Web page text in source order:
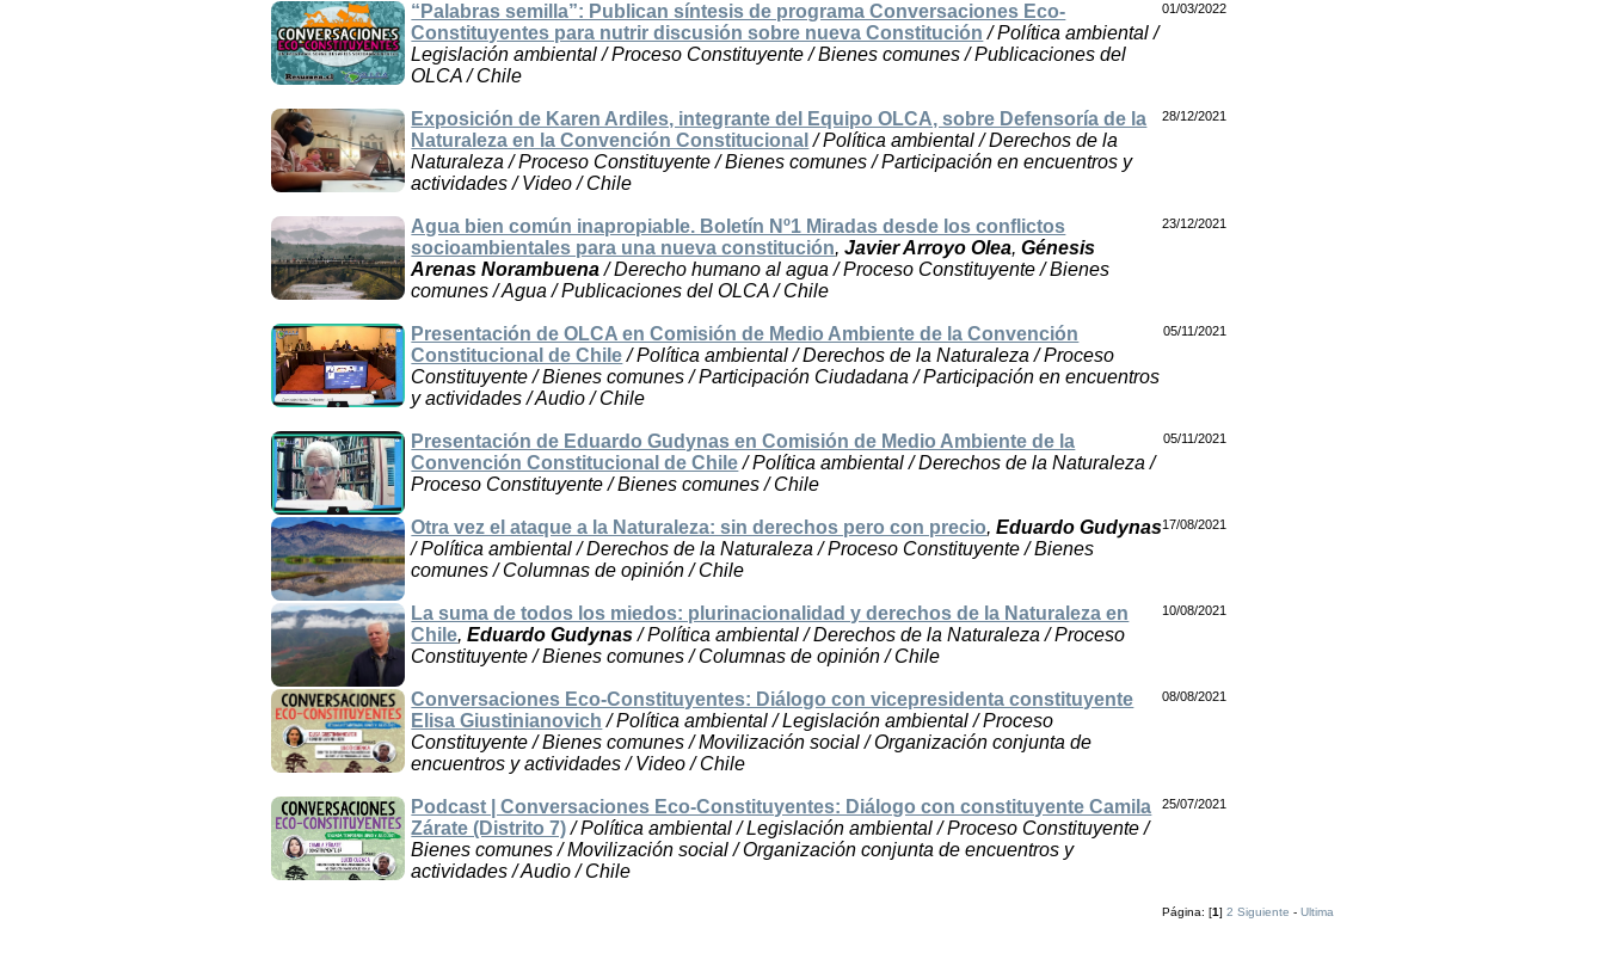
“Palabras semilla”: Publican síntesis de programa Conversaciones Eco-
Constituyentes para nutrir discusión sobre nueva Constitución / Política ambiental /
Legislación ambiental / Proceso Constituyente / Bienes comunes / Publicaciones del
OLCA / Chile
01/03/2022
Exposición de Karen Ardiles, integrante del Equipo OLCA, sobre Defensoría de la
Naturaleza en la Convención Constitucional / Política ambiental / Derechos de la
Naturaleza / Proceso Constituyente / Bienes comunes / Participación en encuentros y
actividades / Video / Chile
28/12/2021
Agua bien común inapropiable. Boletín Nº1 Miradas desde los conflictos
socioambientales para una nueva constitución,Javier Arroyo Olea,Génesis
Arenas Norambuena/ Derecho humano al agua / Proceso Constituyente / Bienes
comunes / Agua / Publicaciones del OLCA / Chile
23/12/2021
Presentación de OLCA en Comisión de Medio Ambiente de la Convención
Constitucional de Chile/ Política ambiental / Derechos de la Naturaleza / Proceso
Constituyente / Bienes comunes / Participación Ciudadana / Participación en encuentros
y actividades / Audio / Chile
05/11/2021
Presentación de Eduardo Gudynas en Comisión de Medio Ambiente de la
Convención Constitucional de Chile/ Política ambiental / Derechos de la Naturaleza /
Proceso Constituyente / Bienes comunes / Chile
05/11/2021
Otra vez el ataque a la Naturaleza: sin derechos pero con precio,Eduardo Gudynas
/ Política ambiental / Derechos de la Naturaleza / Proceso Constituyente / Bienes
comunes / Columnas de opinión / Chile
17/08/2021
La suma de todos los miedos: plurinacionalidad y derechos de la Naturaleza en
Chile,Eduardo Gudynas/ Política ambiental / Derechos de la Naturaleza / Proceso
Constituyente / Bienes comunes / Columnas de opinión / Chile
10/08/2021
Conversaciones Eco-Constituyentes: Diálogo con vicepresidenta constituyente
Elisa Giustinianovich / Política ambiental / Legislación ambiental / Proceso
Constituyente / Bienes comunes / Movilización social / Organización conjunta de
encuentros y actividades / Video / Chile
08/08/2021
Podcast | Conversaciones Eco-Constituyentes: Diálogo con constituyente Camila
Zárate (Distrito 7)/ Política ambiental / Legislación ambiental / Proceso Constituyente /
Bienes comunes / Movilización social / Organización conjunta de encuentros y
actividades / Audio / Chile
25/07/2021
Página: [1] 2 Siguiente - Ultima